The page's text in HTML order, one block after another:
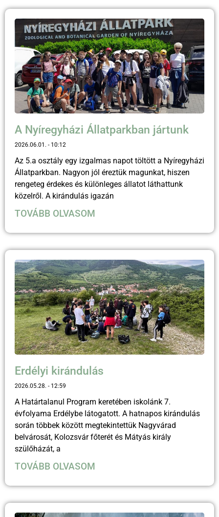
A Nyíregyházi Állatparkban jártunk
2026.06.01. 10:12
Az 5.a osztály egy izgalmas napot töltött a Nyíregyházi
Állatparkban. Nagyon jól éreztük magunkat, hiszen
rengeteg érdekes és különleges állatot láthattunk
közelről. A kirándulás igazán
TOVÁBB OLVASOM
Erdélyi kirándulás
2026.05.28. 12:59
A Határtalanul Program keretében iskolánk 7.
évfolyama Erdélybe látogatott. A hatnapos kirándulás
során többek között megtekintettük Nagyvárad
belvárosát, Kolozsvár főterét és Mátyás király
szülőházát, a
TOVÁBB OLVASOM